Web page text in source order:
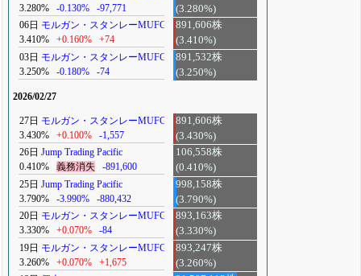
3.280%
-0.130% -97,771
(3.280%)
06日 モルガン・スタンレーMUFG
3.410%
+0.160% +74
891,606株
(3.410%)
03日 モルガン・スタンレーMUFG
3.250%
-0.180% -74
891,532株
(3.250%)
2026/02/27
27日 モルガン・スタンレーMUFG
3.430%
+0.100% -1,557
891,606株
(3.430%)
26日 Jump Trading Pacific
0.410%
義務消失 -891,600
106,558株
(0.410%)
25日 Jump Trading Pacific
3.790%
-3.990% -880,432
998,158株
(3.790%)
20日 モルガン・スタンレーMUFG
3.330%
+0.070% -84
893,163株
(3.330%)
19日 モルガン・スタンレーMUFG
3.260%
+0.070% +1,675
893,247株
(3.260%)